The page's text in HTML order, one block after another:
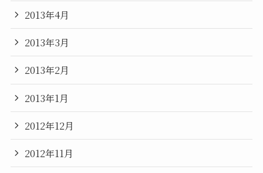
2013年4月
2013年3月
2013年2月
2013年1月
2012年12月
2012年11月